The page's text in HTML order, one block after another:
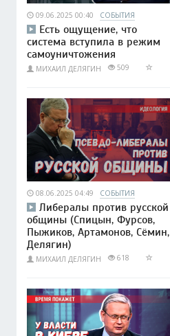
09.06.2025 00:40 СОБЫТИЯ
Есть ощущение, что
система вступила в режим
самоуничтожения
МИХАИЛ ДЕЛЯГИН 509
08.06.2025 04:49 СОБЫТИЯ
Либералы против русской
общины (Спицын, Фурсов,
Пыжиков, Артамонов, Сёмин,
Делягин)
МИХАИЛ ДЕЛЯГИН 618